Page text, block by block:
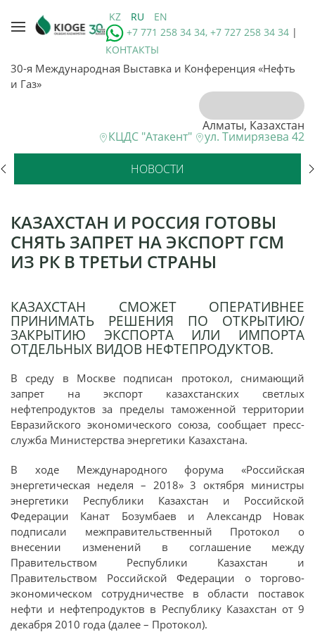
KZ RU
EN
+7 771 258 34 34, +7 727 258 34 34 |
КОНТАКТЫ
30-я Международная Выставка и Конференция «Нефть
и Газ»
Алматы, Казахстан
КЦДС "Атакент" ул. Тимирязева 42
НОВОСТИ
КАЗАХСТАН И РОССИЯ ГОТОВЫ
СНЯТЬ ЗАПРЕТ НА ЭКСПОРТ ГСМ
ИЗ РК В ТРЕТЬИ СТРАНЫ
КАЗАХСТАН СМОЖЕТ ОПЕРАТИВНЕЕ
ПРИНИМАТЬ РЕШЕНИЯ ПО ОТКРЫТИЮ/
ЗАКРЫТИЮ ЭКСПОРТА ИЛИ ИМПОРТА
ОТДЕЛЬНЫХ ВИДОВ НЕФТЕПРОДУКТОВ.
В среду в Москве подписан протокол, снимающий
запрет на экспорт казахстанских светлых
нефтепродуктов за пределы таможенной территории
Евразийского экономического союза, сообщает пресс-
служба Министерства энергетики Казахстана.
В ходе Международного форума «Российская
энергетическая неделя – 2018» 3 октября министры
энергетики Республики Казахстан и Российской
Федерации Канат Бозумбаев и Александр Новак
подписали межправительственный Протокол о
внесении изменений в соглашение между
Правительством Республики Казахстан и
Правительством Российской Федерации о торгово-
экономическом сотрудничестве в области поставок
нефти и нефтепродуктов в Республику Казахстан от 9
декабря 2010 года (далее – Протокол).